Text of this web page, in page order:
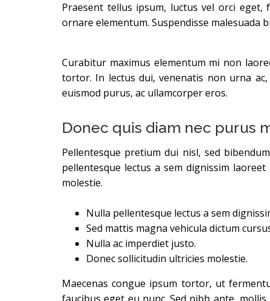
Praesent tellus ipsum, luctus vel orci eget,
ornare elementum. Suspendisse
Curabitur maximus elementum mi non
tortor. In lectus dui, venenatis non urna
euismod purus, ac ullamcorper eros.
Donec quis diam nec purus
Pellentesque pretium dui nisl, sed
pellentesque lectus a sem dignissim
molestie.
Nulla pellentesque lectus a sem
Sed mattis magna vehicula dictum
Nulla ac imperdiet justo.
Donec sollicitudin ultricies molestie.
Maecenas congue ipsum tortor, ut